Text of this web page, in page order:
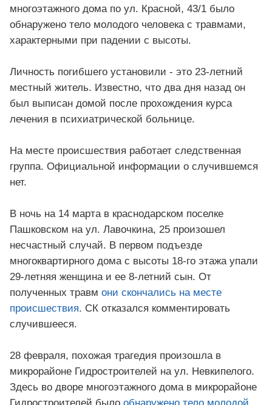
многоэтажного дома по ул. Красной, 43/1 было
обнаружено тело молодого человека с травмами,
характерными при падении с высоты.
Личность погибшего установили - это 23-летний
местный житель. Известно, что два дня назад он
был выписан домой после прохождения курса
лечения в психиатрической больнице.
На месте происшествия работает следственная
группа. Официальной информации о случившемся
нет.
В ночь на 14 марта в краснодарском поселке
Пашковском на ул. Лавочкина, 25 произошел
несчастный случай. В первом подъезде
многоквартирного дома с высоты 18-го этажа упали
29-летняя женщина и ее 8-летний сын. От
полученных травм они скончались на месте
происшествия. СК отказался комментировать
случившееся.
28 февраля, похожая трагедия произошла в
микрорайоне Гидростроителей на ул. Невкипелого.
Здесь во дворе многоэтажного дома в микрорайоне